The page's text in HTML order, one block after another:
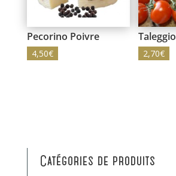
Pecorino Poivre
4,50€
Taleggio
2,70€
Catégories de produits